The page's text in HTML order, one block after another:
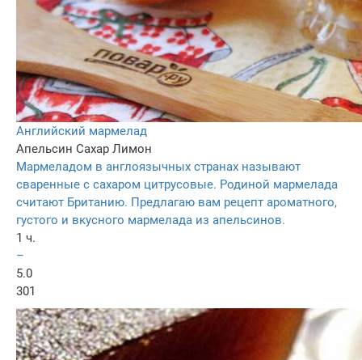
Английский мармелад
Апельсин Сахар Лимон
Мармеладом в англоязычных странах называют
сваренные с сахаром цитрусовые. Родиной мармелада
считают Британию. Предлагаю вам рецепт ароматного,
густого и вкусного мармелада из апельсинов.
1 ч.
–
5.0
301